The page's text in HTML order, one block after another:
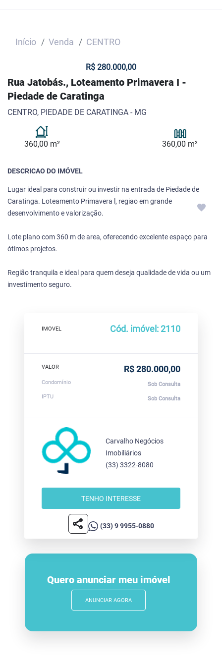
Início Venda CENTRO
R$ 280.000,00
Rua Jatobás., Loteamento Primavera I -
Piedade de Caratinga
CENTRO, PIEDADE DE CARATINGA - MG
360,00 m² 360,00 m²
DESCRICAO DO IMÓVEL
Lugar ideal para construir ou investir na entrada de Piedade de
Caratinga. Loteamento Primavera l, regiao em grande
desenvolvimento e valorização.
Lote plano com 360 m de area, oferecendo excelente espaço para
ótimos projetos.
Região tranquila e ideal para quem deseja qualidade de vida ou um
investimento seguro.
IMOVEL Cód. imóvel: 2110
VALOR R$ 280.000,00
Condomínio
Sob Consulta
IPTU
Sob Consulta
Carvalho Negócios
Imobiliários
(33) 3322-8080
TENHO INTERESSE
share (33) 9 9955-0880
Quero anunciar meu imóvel
ANUNCIAR AGORA